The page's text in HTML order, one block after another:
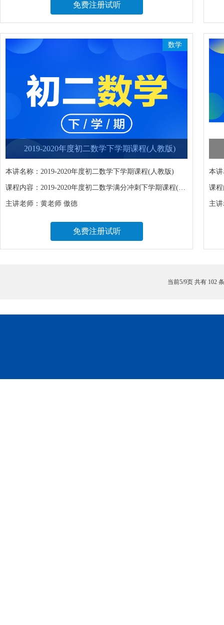
免费注册试听
数学
2019-2020年度初二数学下学期课程(人教版)
本讲名称： 2019-2020年度初二数学下学期课程(人教版)
课程内容： 2019-2020年度初二数学满分冲刺下学期课程(人教版),2019-2020年度初二数学同步提高下学期课程(人教版),2019-2020年度初二数学同步基础下学期课程(人教版)
主讲老师： 黄老师 傲德
免费注册试听
本
课
主
当前5/9页 共有 102